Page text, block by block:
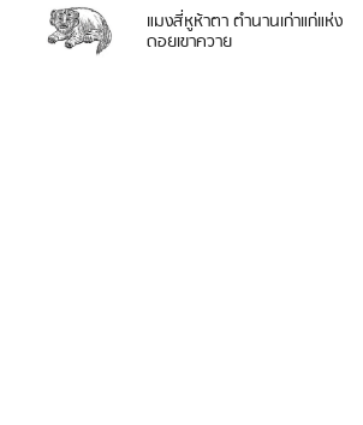
แมงสี่หูห้าตา ตำนานเก่าแก่แห่ง
ดอยเขาควาย